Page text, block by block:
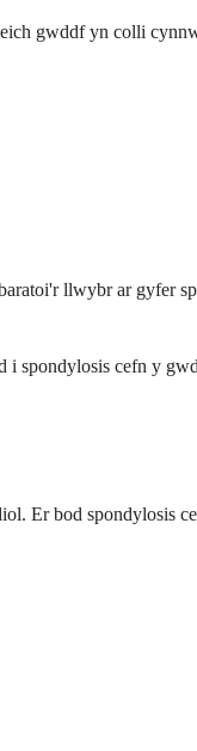
gwddf yn colli
llwybr ar gyfer
i spondylosis cefn y
Er bod spondylosis